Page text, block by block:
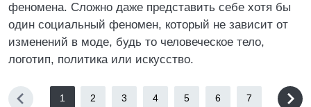
феномена. Сложно даже представить себе хотя бы
один социальный феномен, который не зависит от
изменений в моде, будь то человеческое тело,
логотип, политика или искусство.
1 2 3 4 5 6 7